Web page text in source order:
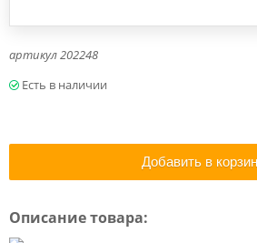
артикул202248
Добавить в
Описание товара: